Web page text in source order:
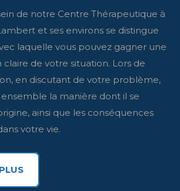
de notre Centre Thérapeutique à
et ses environs se distingue
laquelle vous pouvez gagner une
de votre situation. Lors de
en discutant de votre problème,
la manière dont il se
ainsi que les conséquences
votre vie.